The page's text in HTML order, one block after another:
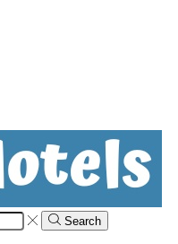
Search